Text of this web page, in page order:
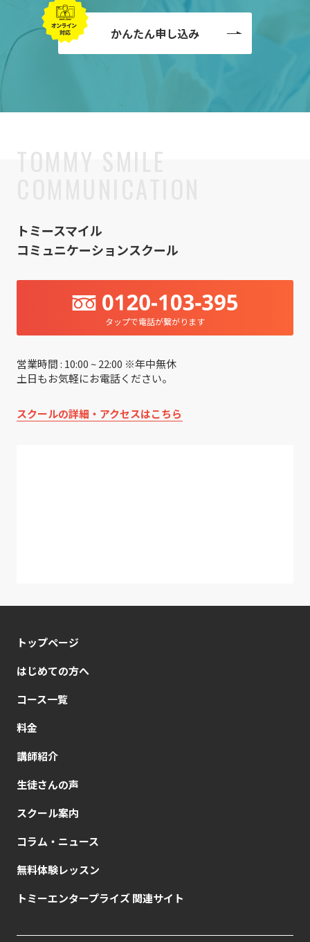
かんたん申し込み
トミースマイル
コミュニケーションスクール
タップで電話が繋がります
営業時間 : 10:00 ~ 22:00 ※年中無休
土日もお気軽にお電話ください。
スクールの詳細・アクセスはこちら
トップページ
はじめての方へ
コース一覧
料金
講師紹介
生徒さんの声
スクール案内
コラム・ニュース
無料体験レッスン
トミーエンタープライズ 関連サイト